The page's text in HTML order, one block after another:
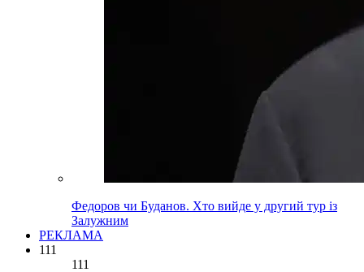
Федоров чи Буданов. Хто вийде у другий тур із
Залужним
РЕКЛАМА
111
111